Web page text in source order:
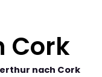
Cork
nach Cork